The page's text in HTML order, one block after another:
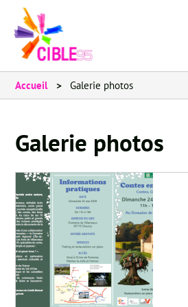
Accueil Galerie photos
Galerie photos